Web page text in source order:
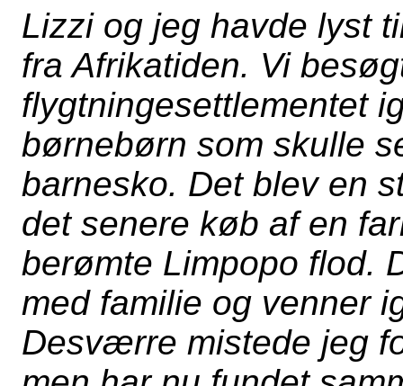
Lizzi og jeg havde lyst
fra Afrikatiden. Vi
flygtningesettlementet
børnebørn som skulle
barnesko. Det blev en
det senere køb af en
berømte Limpopo flod.
med familie og venner
Desværre mistede jeg